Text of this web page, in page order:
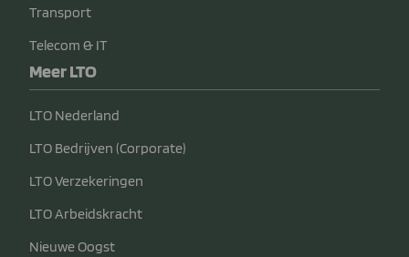
Transport
Telecom & IT
Meer LTO
LTO Nederland
LTO Bedrijven (Corporate)
LTO Verzekeringen
LTO Arbeidskracht
Nieuwe Oogst